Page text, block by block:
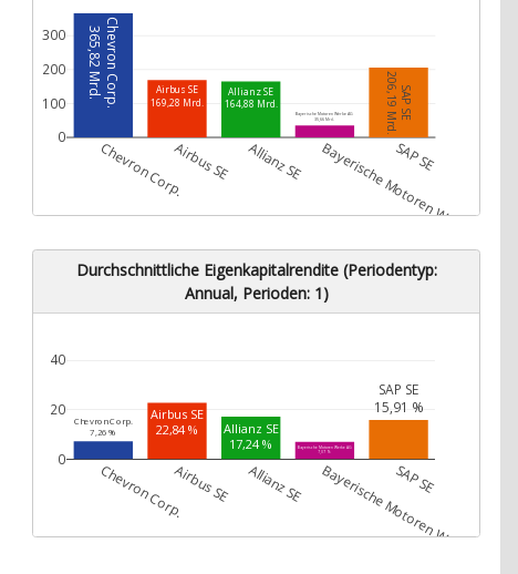
Chevron Corp.
365,82 Mrd. Airbus SE
169,28 Mrd.
Allianz SE
164,88 Mrd.
Bayerische Motoren Werke AG
35,66 Mrd. SAP SE
206,19 Mrd.
Chevron Corp.Airbus SE Allianz SE Bayerische Motoren Werke AG
SAP SE
0
100
200
300
Durchschnittliche Eigenkapitalrendite (Periodentyp:
Annual, Perioden: 1)
Chevron Corp.
7,26 %
Airbus SE
22,84 %
Allianz SE
17,24 %
Bayerische Motoren Werke AG
7,07 %
SAP SE
15,91 %
Chevron Corp.Airbus SE Allianz SE Bayerische Motoren Werke AG
SAP SE
0
20
40